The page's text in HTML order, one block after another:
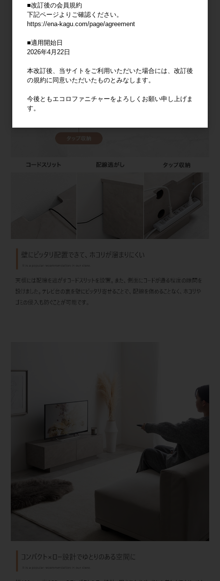
■改訂後の会員規約
下記ページよりご確認ください。
https://ena-kagu.com/page/agreement
■適用開始日
2026年4月22日
本改訂後、当サイトをご利用いただいた場合には、改訂後
の規約に同意いただいたものとみなします。
今後ともエコロファニチャーをよろしくお願い申し上げま
す。